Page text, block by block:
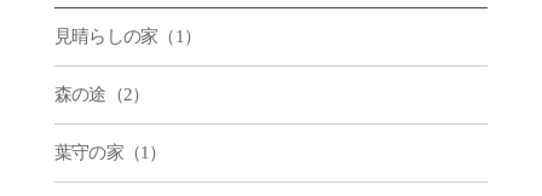
見晴らしの家（1）
森の途（2）
葉守の家（1）